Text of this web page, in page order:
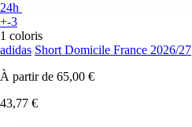
24h
+-3
1 coloris
adidas Short Domicile France 2026/27
À partir de 65,00 €
43,77 €